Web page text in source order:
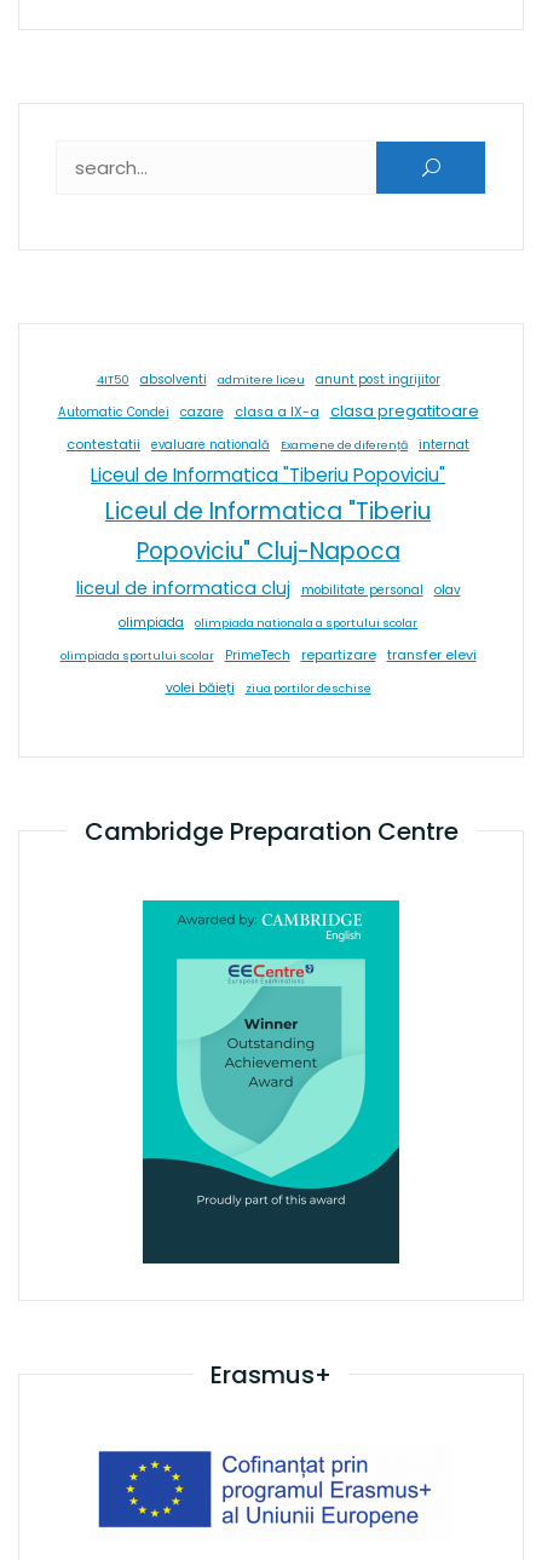
4IT50 absolventi admitere liceu anunt post ingrijitor
Automatic Condei cazare clasa a IX-a clasa pregatitoare
contestatii evaluare natională Examene de diferență internat
Liceul de Informatica "Tiberiu Popoviciu"
Liceul de Informatica "Tiberiu
Popoviciu" Cluj-Napoca
liceul de informatica cluj mobilitate personal
olav
olimpiada
olimpiada nationala a sportului scolar
olimpiada sportului scolar PrimeTech repartizare transfer elevi
volei băieți ziua portilor deschise
Cambridge Preparation Centre
Erasmus+